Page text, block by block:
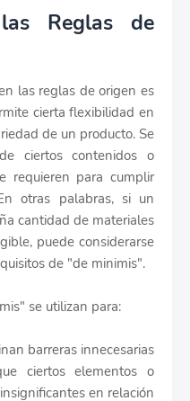
Reglas de
las reglas de origen es
cierta flexibilidad en
de un producto. Se
ciertos contenidos o
requieren para cumplir
otras palabras, si un
cantidad de materiales
puede considerarse
de "de minimis".
se utilizan para:
barreras innecesarias
ciertos elementos o
en relación